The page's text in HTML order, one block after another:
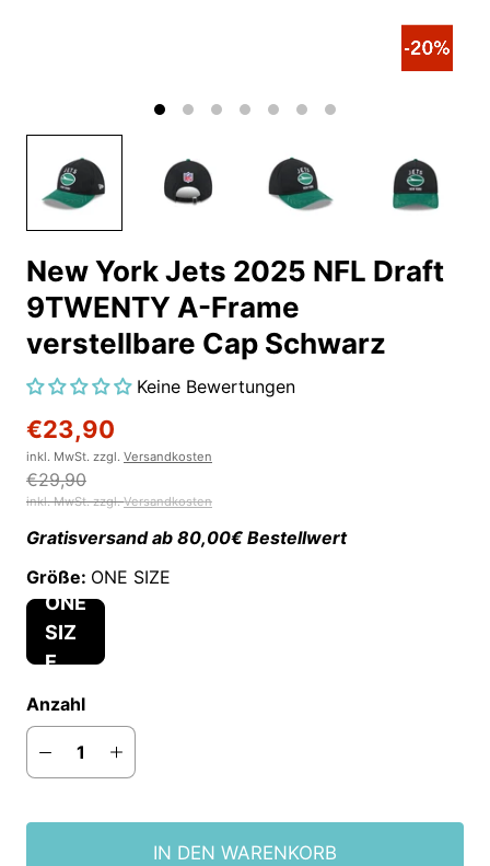
New York Jets 2025 NFL Draft
9TWENTY A-Frame
verstellbare Cap Schwarz
Keine Bewertungen
€23,90
inkl. MwSt. zzgl. Versandkosten
€29,90
inkl. MwSt. zzgl.Versandkosten
Gratisversand ab 80,00€ Bestellwert
Größe: ONE SIZE
ONE
SIZ
E
Anzahl
IN DEN WARENKORB